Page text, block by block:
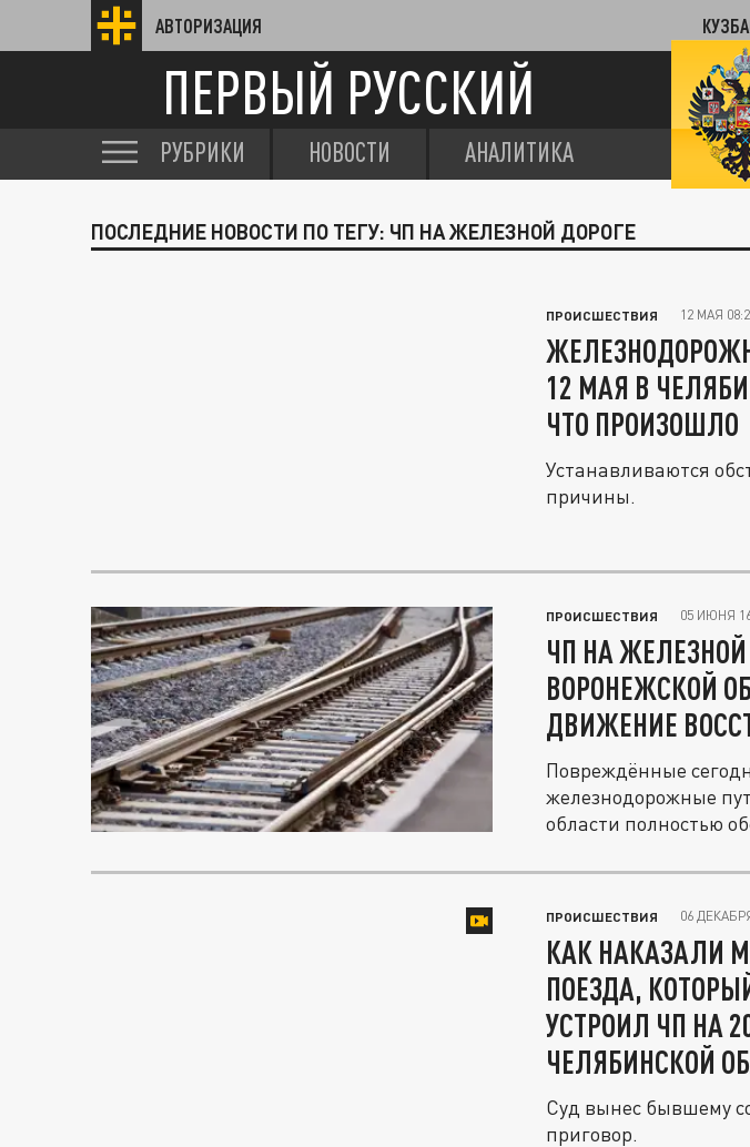
АВТОРИЗАЦИЯ
ПЕРВЫЙ РУССКИЙ
РУБРИКИ НОВОСТИ АНАЛИТИКА
ПОСЛЕДНИЕ НОВОСТИ ПО ТЕГУ: ЧП НА ЖЕЛЕЗНОЙ ДОРОГЕ
ПРОИСШЕСТВИЯ 12 МАЯ
12 МАЯ В
ЧТО ПРОИЗОШЛО
Устанавливаются
причины.
ПРОИСШЕСТВИЯ 05 ИЮНЯ
ЧП НА ЖЕЛЕЗНОЙ
ВОРОНЕЖСКОЙ
ДВИЖЕНИЕ
Повреждённые
железнодорожные
области полностью
ПРОИСШЕСТВИЯ 06
КАК НАКАЗАЛИ
ПОЕЗДА,
УСТРОИЛ ЧП НА
ЧЕЛЯБИНСКОЙ
Суд вынес бывшему
приговор.